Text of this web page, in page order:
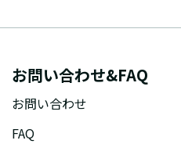
お問い合わせ&FAQ
お問い合わせ
FAQ